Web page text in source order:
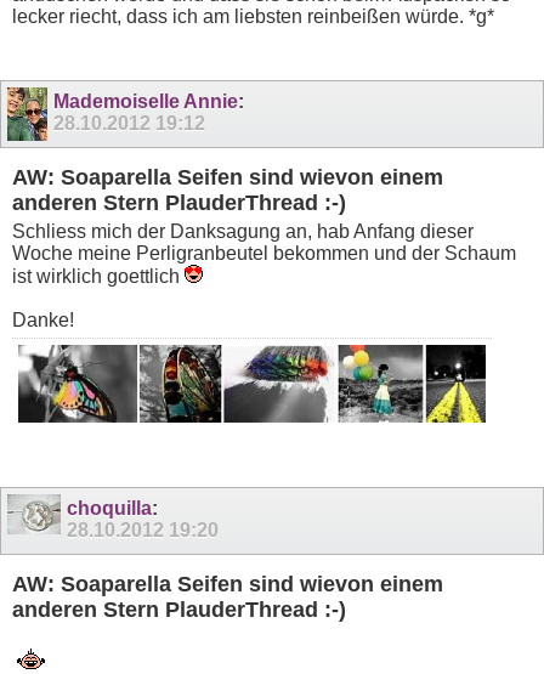
lecker riecht, dass ich am liebsten reinbeißen würde. *g*
Mademoiselle Annie:
28.10.2012 19:12
AW: Soaparella Seifen sind wievon einem
anderen Stern PlauderThread :-)
Schliess mich der Danksagung an, hab Anfang dieser
Woche meine Perligranbeutel bekommen und der Schaum
ist wirklich goettlich
Danke!
choquilla:
28.10.2012 19:20
AW: Soaparella Seifen sind wievon einem
anderen Stern PlauderThread :-)